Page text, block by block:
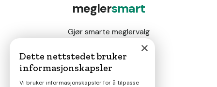
meglersmart
Gjør smarte meglervalg
Magasin
×
Dette nettstedet bruker
informasjonskapsler
Vi bruker informasjonskapsler for å tilpasse